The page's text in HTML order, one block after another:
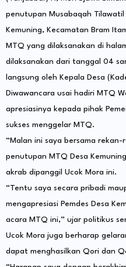
penutupan Musabaqah
Kemuning, Kecamatan Bram
MTQ yang dilaksanakan di
dilaksanakan dari tanggal 04
langsung oleh Kepala Desa
Diwawancara usai hadiri MTQ
apresiasinya kepada pihak
sukses menggelar MTQ.
“Malan ini saya bersama
penutupan MTQ Desa
akrab dipanggil Ucok Mora ini.
“Tentu saya secara pribadi
mengapresiasi Pemdes Desa
acara MTQ ini,” ujar politikus
Ucok Mora juga berharap
dapat menghasilkan Qori dan